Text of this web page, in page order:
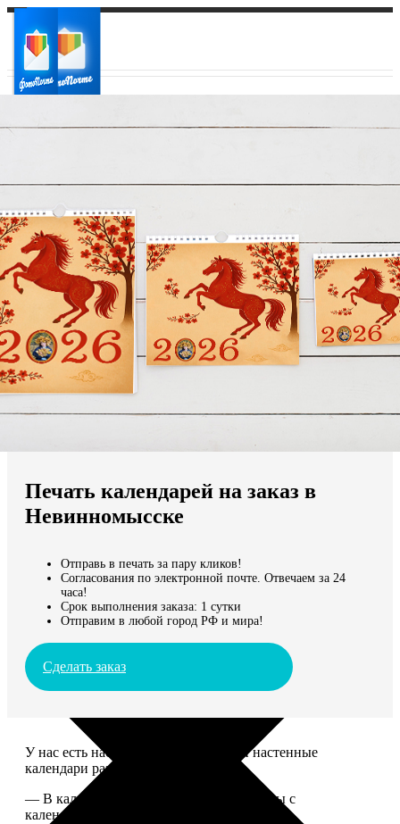
Ваш регион доставки
Выберите из списка:
Мы доставляем по всему миру
Продолжить без города
Печать календарей на заказ в
Невинномысске
Отправь в печать за пару кликов!
Согласования по электронной почте. Отвечаем за 24
часа!
Срок выполнения заказа: 1 сутки
Отправим в любой город РФ и мира!
Сделать заказ
У нас есть настольные, магнитные и настенные
календари разных размеров.
— В календаре 13 листов: обложка+листы с
календарной сеткой.